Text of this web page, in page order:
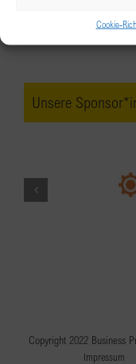
Cookie-
Unsere
Copyright 2022
Impressum